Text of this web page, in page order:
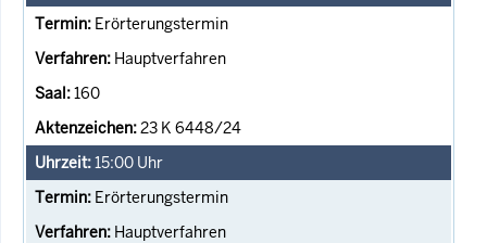
Erörterungstermin
Hauptverfahren
160
23 K 6448/24
15:00 Uhr
Erörterungstermin
Hauptverfahren